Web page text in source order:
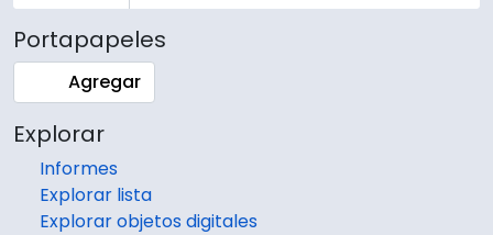
Portapapeles
Agregar
Explorar
Informes
Explorar lista
Explorar objetos digitales